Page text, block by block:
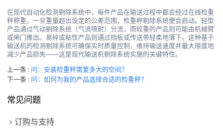
在现代自动化检测剔除系统中，每件产品在输送过程中都会经过在线检重
秤称重。一旦重量超出设定的公差范围，检重秤剔除系统便会启动。轻型
产品通过气动剔除系统（气流喷射）分流，而较重的产品则可能由机械臂
或闸门推出。易碎或粘性产品则通过挡板或传送带轻柔地落下。这种基于
输送机的检测剔除系统可确保实时质量控制，维持输送速度并最大限度地
减少产品损失——这是现代输送机剔除系统实施的关键特性。
上一条
问：安装检重秤需要多大的空间？
下一条
问：如何为我的产品选择合适的检重秤？
常见问题
订购与支持